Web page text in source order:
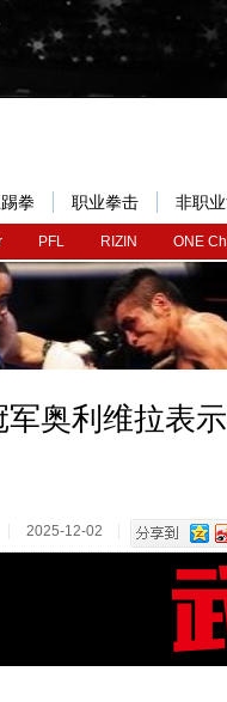
PFL RIZIN ONE
拳 职业拳击 非职
军奥利维拉表
2025-12-02